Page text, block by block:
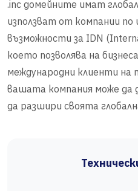
.inc домейните имат
използват от компании по
възможности за IDN
което позволява на
международни клиенти на
вашата компания може да
да разшири своята